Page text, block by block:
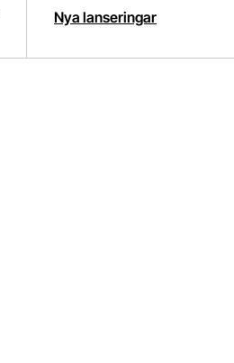
Nya lanseringar